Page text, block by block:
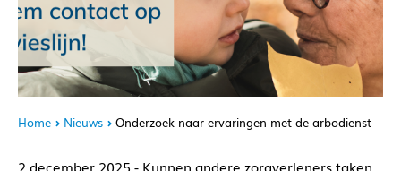
Home Nieuws Onderzoek naar ervaringen met de arbodienst
2 december 2025 - Kunnen andere zorgverleners taken